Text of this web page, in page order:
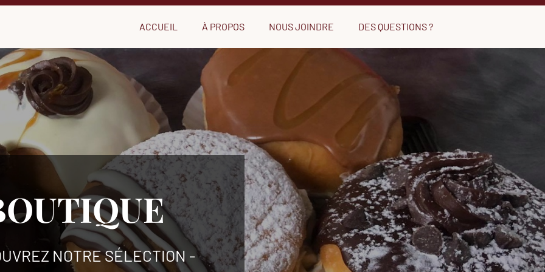
ACCUEIL À PROPOS NOUS JOINDRE DES QUESTIONS ?
NOTRE SÉLECTION -